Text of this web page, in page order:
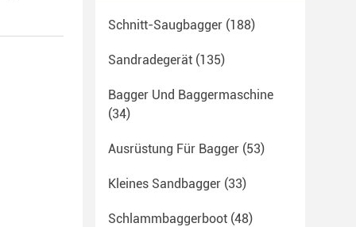
Schnitt-Saugbagger (188)
Sandradegerät (135)
Bagger Und Baggermaschine
(34)
Ausrüstung Für Bagger (53)
Kleines Sandbagger (33)
Schlammbaggerboot (48)